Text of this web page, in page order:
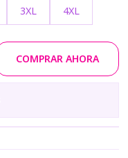
3XL 4XL
COMPRAR AHORA